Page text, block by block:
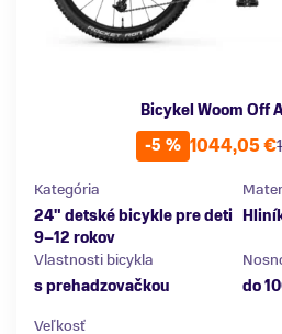
Bicykel Woom Off
-5 % 1044,05 €
Kategória
24" detské bicykle pre deti
9–12 rokov
Vlastnosti bicykla
s prehadzovačkou
do
Veľkosť